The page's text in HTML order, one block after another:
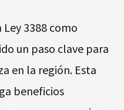
3388 como
un paso clave para
en la región. Esta
beneficios